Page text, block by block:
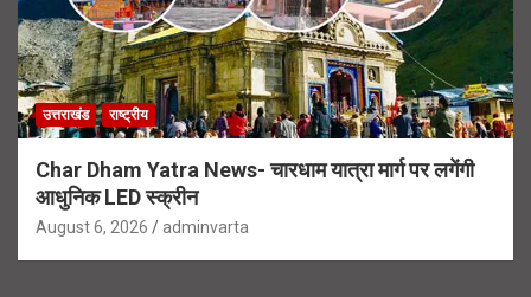
उत्तराखंड राष्ट्रीय
Char Dham Yatra News- चारधाम यात्रा मार्ग पर लगेंगी
आधुनिक LED स्क्रीन
August 6, 2026 adminvarta